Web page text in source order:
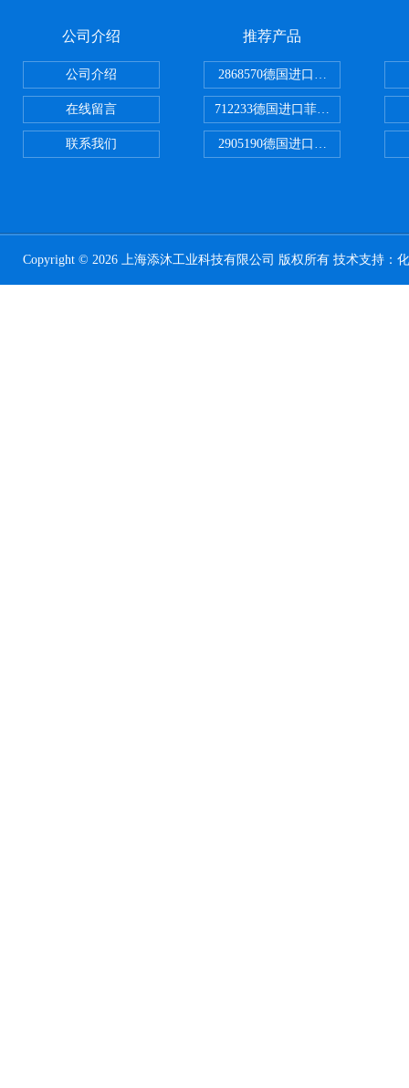
公司介绍
公司介绍
在线留言
联系我们
推荐产品
2868570德国进口菲尼克斯电源
712233德国进口菲尼克斯断路器
2905190德国进口菲尼克斯继电器
Copyright © 2026 上海添沐工业科技有限公司 版权所有 技术支持：